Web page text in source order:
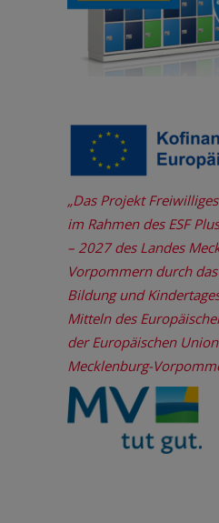
„Das Projekt
im Rahmen des ESF
– 2027 des Landes
Vorpommern durch
Bildung und
Mitteln des
der Europäischen
Mecklenburg-